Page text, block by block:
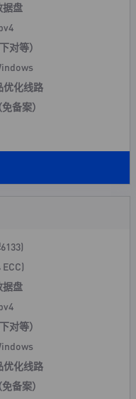
据盘
对等）
优化线路
备案）
据盘
对等）
优化线路
备案）